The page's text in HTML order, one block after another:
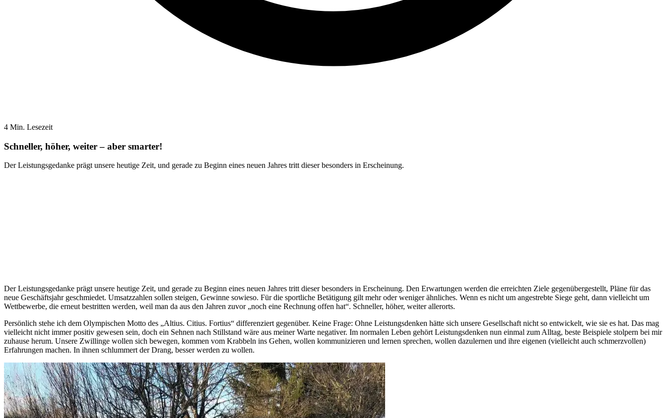
4 Min. Lesezeit
Schneller, höher, weiter – aber smarter!
Der Leistungsgedanke prägt unsere heutige Zeit, und gerade zu Beginn eines neuen Jahres tritt dieser besonders in Erscheinung.
Der Leistungsgedanke prägt unsere heutige Zeit, und gerade zu Beginn eines neuen Jahres tritt dieser besonders in Erscheinung. Den Erwartungen werden die erreichten Ziele gegenübergestellt, Pläne für das
neue Geschäftsjahr geschmiedet. Umsatzzahlen sollen steigen, Gewinne sowieso. Für die sportliche Betätigung gilt mehr oder weniger ähnliches. Wenn es nicht um angestrebte Siege geht, dann vielleicht um
Wettbewerbe, die erneut bestritten werden, weil man da aus den Jahren zuvor „noch eine Rechnung offen hat“. Schneller, höher, weiter allerorts.
Persönlich stehe ich dem Olympischen Motto des „Altius. Citius. Fortius“ differenziert gegenüber. Keine Frage: Ohne Leistungsdenken hätte sich unsere Gesellschaft nicht so entwickelt, wie sie es hat. Das mag
vielleicht nicht immer positiv gewesen sein, doch ein Sehnen nach Stillstand wäre aus meiner Warte negativer. Im normalen Leben gehört Leistungsdenken nun einmal zum Alltag, beste Beispiele stolpern bei mir
zuhause herum. Unsere Zwillinge wollen sich bewegen, kommen vom Krabbeln ins Gehen, wollen kommunizieren und lernen sprechen, wollen dazulernen und ihre eigenen (vielleicht auch schmerzvollen)
Erfahrungen machen. In ihnen schlummert der Drang, besser werden zu wollen.